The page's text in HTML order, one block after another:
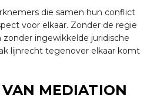
die samen hun conflict
voor elkaar. Zonder de regie
ingewikkelde juridische
lijnrecht tegenover elkaar komt
VAN MEDIATION